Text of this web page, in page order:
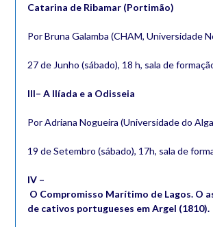
Catarina de Ribamar (Portimão)
Por Bruna Galamba (CHAM, Universidade
27 de Junho (sábado), 18 h, sala de
III– A Ilíada e a Odisseia
Por Adriana Nogueira (Universidade do
19 de Setembro (sábado), 17h, sala de
IV –
O Compromisso Marítimo de Lagos. O
de cativos portugueses em Argel (1810).